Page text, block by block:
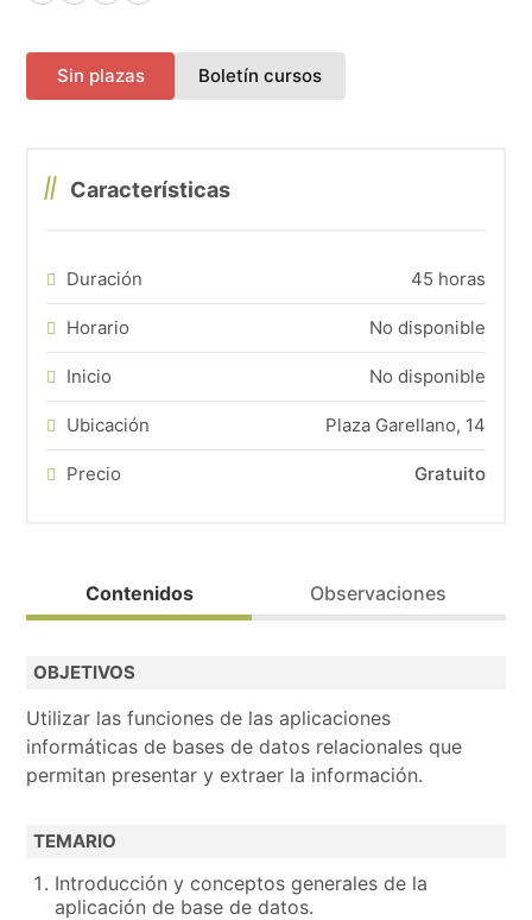
Sin plazas Boletín cursos(abre en una nueva
Características
Duración 45 horas
Horario No disponible
Inicio No disponible
Ubicación Plaza Garellano, 14
Precio Gratuito
Contenidos
OBJETIVOS
Utilizar las funciones de las aplicaciones
informáticas de bases de datos relacionales que
permitan presentar y extraer la información.
TEMARIO
Introducción y conceptos generales de la
aplicación de base de datos.
Observaciones
Calendario de la convocatoria de Formación
Modalidad de impartición: Presencial.
Bolsa de trabajo.
Realiza la preinscripción y contactaremos contigo.